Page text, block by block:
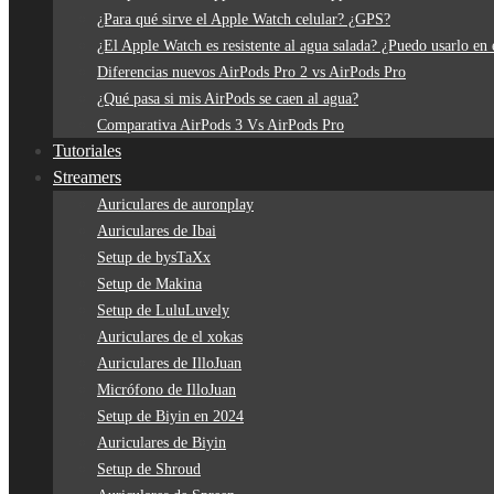
¿Para qué sirve el Apple Watch celular? ¿GPS?
¿El Apple Watch es resistente al agua salada? ¿Puedo usarlo en
Diferencias nuevos AirPods Pro 2 vs AirPods Pro
¿Qué pasa si mis AirPods se caen al agua?
Comparativa AirPods 3 Vs AirPods Pro
Tutoriales
Streamers
Auriculares de auronplay
Auriculares de Ibai
Setup de bysTaXx
Setup de Makina
Setup de LuluLuvely
Auriculares de el xokas
Auriculares de IlloJuan
Micrófono de IlloJuan
Setup de Biyin en 2024
Auriculares de Biyin
Setup de Shroud